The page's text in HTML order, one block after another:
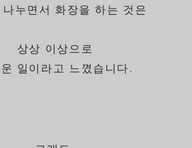
누면서 화장을 하는 것은
상상 이상으로
일이라고 느꼈습니다.